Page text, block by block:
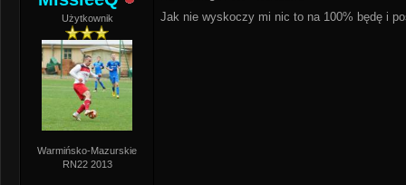
Użytkownik
Warmińsko-Mazurskie
RN22 2013
Jak nie wyskoczy mi nic to na 100% będę i